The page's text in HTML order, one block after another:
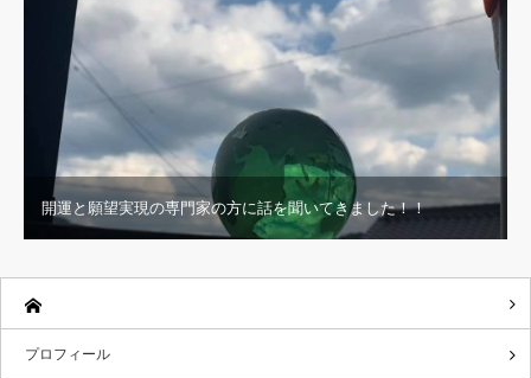
開運と願望実現の専門家の方に話を聞いてきました！！
プロフィール